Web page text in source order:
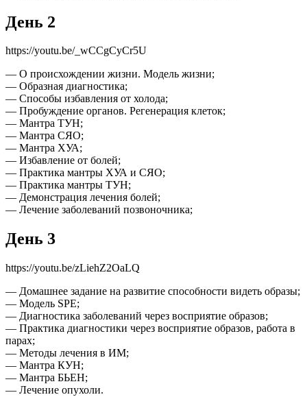
День 2
https://youtu.be/_wCCgCyCr5U
— О происхождении жизни. Модель жизни;
— Образная диагностика;
— Способы избавления от холода;
— Пробуждение органов. Регенерация клеток;
— Мантра ТУН;
— Мантра СЯО;
— Мантра ХУА;
— Избавление от болей;
— Практика мантры ХУА и СЯО;
— Практика мантры ТУН;
— Демонстрация лечения болей;
— Лечение заболеваний позвоночника;
День 3
https://youtu.be/zLiehZ2OaLQ
— Домашнее задание на развитие способности видеть образы;
— Модель SPE;
— Диагностика заболеваний через восприятие образов;
— Практика диагностики через восприятие образов, работа в
парах;
— Методы лечения в ИМ;
— Мантра КУН;
— Мантра БЬЕН;
— Лечение опухоли.